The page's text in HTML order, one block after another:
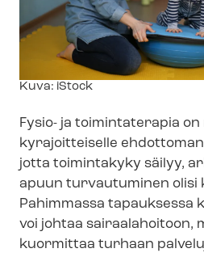
Kuvateksti
Kuva: iStock
Fysio- ja toimintaterapia
ky­ra­joit­tei­sel­le
jotta toimintakyky säilyy,
apuun turvautuminen olisi
Pahimmassa tapauksessa
voi johtaa sairaalahoitoon,
kuormittaa turhaan